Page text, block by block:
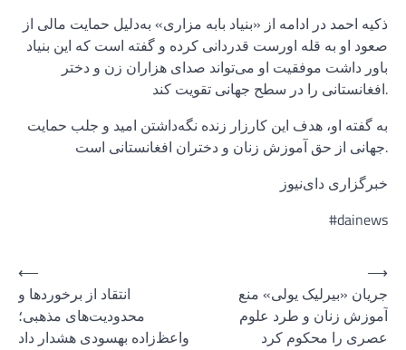
ذکیه احمد در ادامه از «بنیاد بابه مزاری» به‌دلیل حمایت مالی از
صعود او به قله اورست قدردانی کرده و گفته است که این بنیاد
باور داشت موفقیت او می‌تواند صدای هزاران زن و دختر
افغانستانی را در سطح جهانی تقویت کند.
به گفته او، هدف این کارزار زنده نگه‌داشتن امید و جلب حمایت
جهانی از حق آموزش زنان و دختران افغانستانی است.
خبرگزاری دای‌نیوز
#dainews
Post
navigation
⟵
انتقاد از برخوردها و
محدودیت‌های مذهبی؛
واعظ‌زاده بهسودی هشدار داد
جریان «بیرلیک یولی» منع
آموزش زنان و طرد علوم
عصری را محکوم کرد
⟶